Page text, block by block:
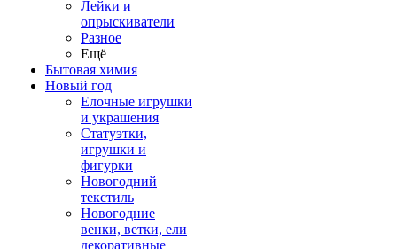
Лейки и
опрыскиватели
Разное
Ещё
Бытовая химия
Новый год
Елочные игрушки
и украшения
Статуэтки,
игрушки и
фигурки
Новогодний
текстиль
Новогодние
венки, ветки, ели
декоративные